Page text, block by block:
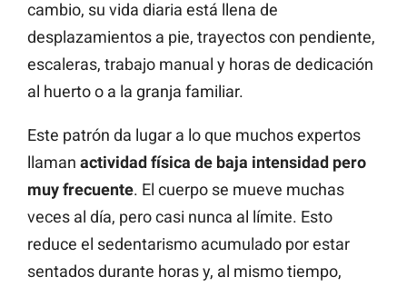
cambio, su vida diaria está llena de
desplazamientos a pie, trayectos con pendiente,
escaleras, trabajo manual y horas de dedicación
al huerto o a la granja familiar.
Este patrón da lugar a lo que muchos expertos
llaman actividad física de baja intensidad pero
muy frecuente. El cuerpo se mueve muchas
veces al día, pero casi nunca al límite. Esto
reduce el sedentarismo acumulado por estar
sentados durante horas y, al mismo tiempo,